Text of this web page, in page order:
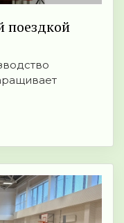
поездкой